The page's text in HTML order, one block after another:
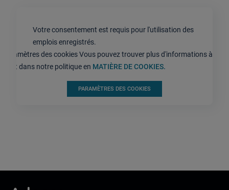
Votre consentement est requis pour l'utilisation des
emplois enregistrés.
Paramètres des cookies Vous pouvez trouver plus d'informations à ce
sujet dans notre politique en MATIÈRE DE COOKIES.
PARAMÈTRES DES COOKIES